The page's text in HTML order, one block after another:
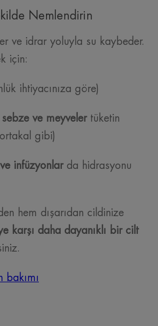
Nemlendirin
ve idrar yoluyla su kaybeder.
için:
ihtiyacınıza göre)
sebze ve meyvelertüketin
gibi)
infüzyonlarda hidrasyonu
hem dışarıdan cildinize
karşı daha dayanıklı bir cilt